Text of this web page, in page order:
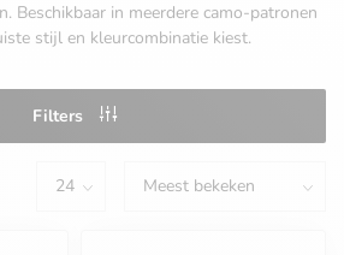
Beschikbaar in meerdere camo-patronen
stijl en kleurcombinatie kiest.
Filters